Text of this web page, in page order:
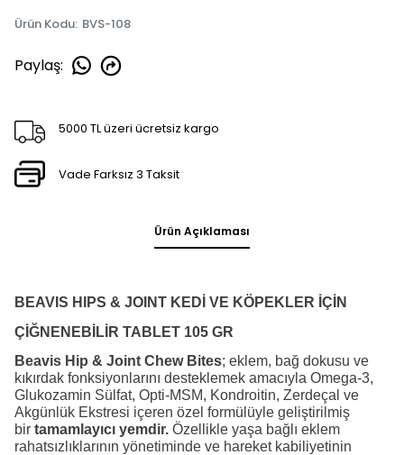
Ürün Kodu: BVS-108
Paylaş:
5000 TL üzeri ücretsiz kargo
Vade Farksız 3 Taksit
Ürün Açıklaması
BEAVIS HIPS & JOINT KEDİ VE KÖPEKLER İÇİN
ÇİĞNENEBİLİR TABLET 105 GR
Beavis Hip & Joint Chew Bites; eklem, bağ dokusu ve
kıkırdak fonksiyonlarını desteklemek amacıyla Omega-3,
Glukozamin Sülfat, Opti-MSM, Kondroitin, Zerdeçal ve
Akgünlük Ekstresi içeren özel formülüyle geliştirilmiş
bir tamamlayıcı yemdir. Özellikle yaşa bağlı eklem
rahatsızlıklarının yönetiminde ve hareket kabiliyetinin